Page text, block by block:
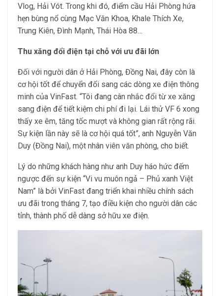
Vlog, Hải Vót. Trong khi đó, điểm cầu Hải Phòng hứa
hẹn bùng nổ cùng Mạc Văn Khoa, Khale Thích Xe,
Trung Kiên, Đình Mạnh, Thái Hòa 88…
Thu xăng đổi điện tại chỗ với ưu đãi lớn
Đối với người dân ở Hải Phòng, Đồng Nai, đây còn là
cơ hội tốt để chuyển đổi sang các dòng xe điện thông
minh của VinFast. “Tôi đang cân nhắc đổi từ xe xăng
sang điện để tiết kiệm chi phí đi lại. Lái thử VF 6 xong
thấy xe êm, tăng tốc mượt và không gian rất rộng rãi.
Sự kiện lần này sẽ là cơ hội quá tốt”, anh Nguyễn Văn
Duy (Đồng Nai), một nhân viên văn phòng, cho biết.
Lý do những khách hàng như anh Duy háo hức đếm
ngược đến sự kiện “Vi vu muôn ngả – Phủ xanh Việt
Nam” là bởi VinFast đang triển khai nhiều chính sách
ưu đãi trong tháng 7, tạo điều kiện cho người dân các
tỉnh, thành phố dễ dàng sở hữu xe điện.